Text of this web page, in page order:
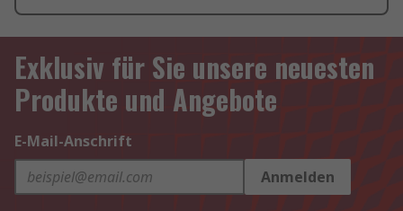
Exklusiv für Sie unsere neuesten
Produkte und Angebote
E-Mail-Anschrift
Anmelden